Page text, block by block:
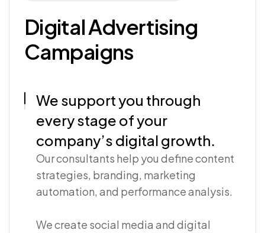
Digital Advertising
Campaigns
We support you through
every stage of your
company’s digital growth.
Our consultants help you define content
strategies, branding, marketing
automation, and performance analysis.
We create social media and digital